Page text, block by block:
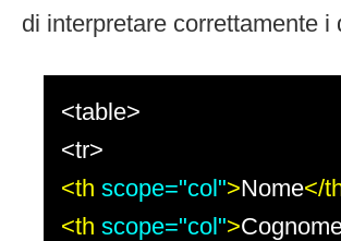
di interpretare correttamente i
<table>
<tr>
<th scope="col">Nome</
<th scope="col">